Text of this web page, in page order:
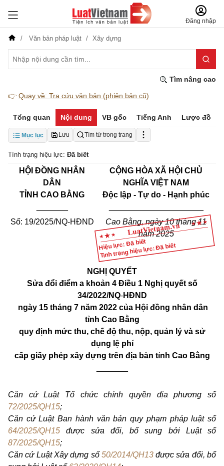
Đăng nhập
Văn bản pháp luật Xây dựng
Tìm nâng cao
👉 Quay về: Tra cứu văn bản (phiên bản cũ)
Tổng quan Nội dung VB gốc Tiếng Anh Lược đồ
Mục lục Lưu Tìm từ trong trang
Tình trạng hiệu lực: Đã biết
Hiệu lực: Đã biết
Tình trạng hiệu lực: Đã biết
HỘI ĐỒNG NHÂN
DÂN
TỈNH CAO BẰNG
Số: 19/2025/NQ-HĐND
CỘNG HÒA XÃ HỘI CHỦ
NGHĨA VIỆT NAM
Độc lập - Tự do - Hạnh phúc
Cao Bằng, ngày 10 tháng 11
năm 2025
NGHỊ QUYẾT
Sửa đổi điểm a khoản 4 Điều 1 Nghị quyết số
34/2022/NQ-HĐND
ngày 15 tháng 7 năm 2022 của Hội đồng nhân dân
tỉnh Cao Bằng
quy định mức thu, chế độ thu, nộp, quản lý và sử
dụng lệ phí
cấp giấy phép xây dựng trên địa bàn tỉnh Cao Bằng
Căn cứ Luật Tổ chức chính quyền địa phương số
72/2025/QH15;
Căn cứ Luật Ban hành văn bản quy phạm pháp luật số
64/2025/QH15 được sửa đổi, bổ sung bởi Luật số
87/2025/QH15;
Căn cứ Luật Xây dựng số 50/2014/QH13được sửa đổi, bổ